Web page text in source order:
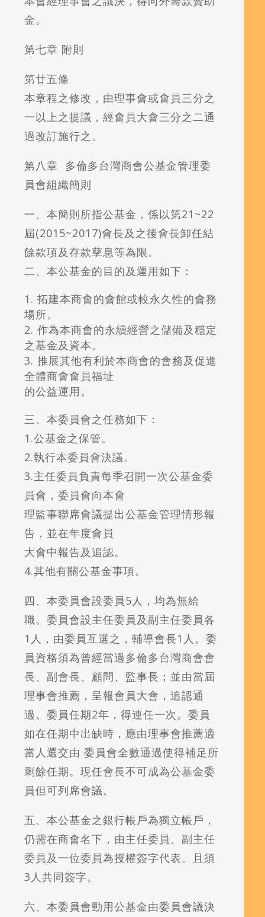
金。
第七章 附則
第廿五條
本章程之修改，由理事會或會員三分之
一以上之提議，經會員大會三分之二通
過改訂施行之。
第八章 多倫多台灣商會公基金管理委
員會組織簡則
一、本簡則所指公基金，係以第21~22
屆(2015~2017)會長及之後會長卸任結
餘款項及存款孳息等為限。
二、本公基金的目的及運用如下：
拓建本商會的會館或較永久性的會務
場所。
2. 作為本商會的永續經營之儲備及穩定
之基金及資本。
3. 推展其他有利於本商會的會務及促進
全體商會會員福址
的公益運用。
三、本委員會之任務如下：
1.公基金之保管。
2.執行本委員會決議。
3.主任委員負責每季召開一次公基金委
員會，委員會向本會
理監事聯席會議提出公基金管理情形報
告，並在年度會員
大會中報告及追認。
4.其他有關公基金事項。
四、本委員會設委員5人，均為無給
職。委員會設主任委員及副主任委員各
1人，由委員互選之，輔導會長1人。委
員資格須為曾經當過多倫多台灣商會會
長、副會長、顧問、監事長；並由當屆
理事會推薦，呈報會員大會，追認通
過。委員任期2年，得連任一次。委員
如在任期中出缺時，應由理事會推薦適
當人選交由 委員會全數通過使得補足所
剩餘任期。現任會長不可成為公基金委
員但可列席會議。
五、本公基金之銀行帳戶為獨立帳戶，
仍需在商會名下，由主任委員、副主任
委員及一位委員為授權簽字代表。且須
3人共同簽字。
六、本委員會動用公基金由委員會議決